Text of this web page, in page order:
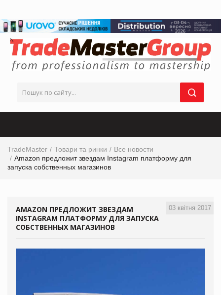
TradeMaster Товари та ринки
Все новости
Amazon предложит звездам Instagram платформу для
запуска собственных магазинов
03 квітня 2017
AMAZON ПРЕДЛОЖИТ ЗВЕЗДАМ
INSTAGRAM ПЛАТФОРМУ ДЛЯ ЗАПУСКА
СОБСТВЕННЫХ МАГАЗИНОВ